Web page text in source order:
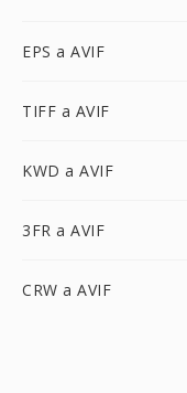
EPS a AVIF
TIFF a AVIF
KWD a AVIF
3FR a AVIF
CRW a AVIF